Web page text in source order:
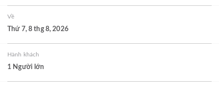
Về
Thứ 7, 8 thg 8, 2026
Hành khách
1 Người lớn